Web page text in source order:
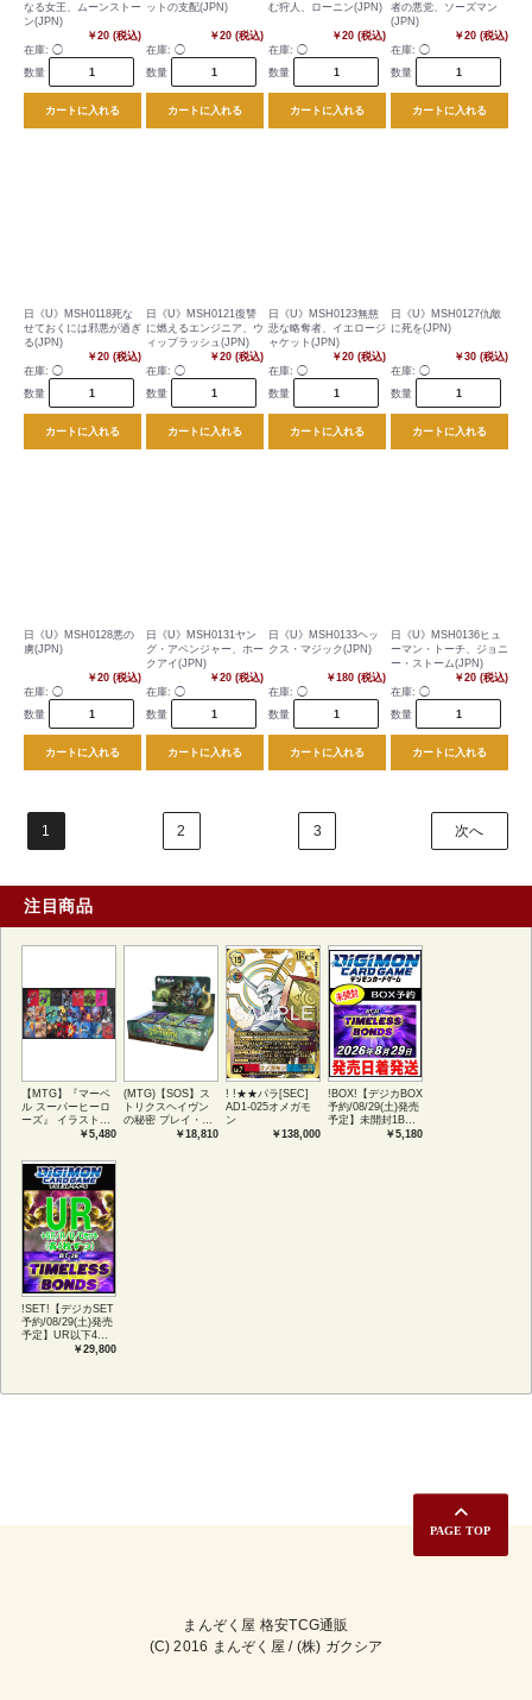
なる女王、ムーンストー
ン(JPN)
￥20 (税込)
在庫: ◯
数量
カートに入れる
ットの支配(JPN)
￥20 (税込)
在庫: ◯
数量
カートに入れる
む狩人、ローニン(JPN)
￥20 (税込)
在庫: ◯
数量
カートに入れる
者の悪党、ソーズマン
(JPN)
￥20 (税込)
在庫: ◯
数量
カートに入れる
日《U》MSH0118死な
せておくには邪悪が過ぎ
る(JPN)
￥20 (税込)
在庫: ◯
数量
カートに入れる
日《U》MSH0121復讐
に燃えるエンジニア、ウ
ィップラッシュ(JPN)
￥20 (税込)
在庫: ◯
数量
カートに入れる
日《U》MSH0123無慈
悲な略奪者、イエロージ
ャケット(JPN)
￥20 (税込)
在庫: ◯
数量
カートに入れる
日《U》MSH0127仇敵
に死を(JPN)
￥30 (税込)
在庫: ◯
数量
カートに入れる
日《U》MSH0128悪の
虜(JPN)
￥20 (税込)
在庫: ◯
数量
カートに入れる
日《U》MSH0131ヤン
グ・アベンジャー、ホー
クアイ(JPN)
￥20 (税込)
在庫: ◯
数量
カートに入れる
日《U》MSH0133ヘッ
クス・マジック(JPN)
￥180 (税込)
在庫: ◯
数量
カートに入れる
日《U》MSH0136ヒュ
ーマン・トーチ、ジョニ
ー・ストーム(JPN)
￥20 (税込)
在庫: ◯
数量
カートに入れる
1 2 3 次へ
注目商品
【MTG】『マーベ
ル スーパーヒーロ
ーズ』 イラストコ
レクション 54種コ
アートカード(JPN)
￥5,480
(MTG)【SOS】ス
トリクスヘイヴン
の秘密 プレイ・ブ
ースター1BOX日本
￥18,810
! !★★パラ[SEC]
AD1-025オメガモ
ン
￥138,000
!BOX!【デジカBOX
予約/08/29(土)発売
予定】未開封1BOX
￥5,180
!SET!【デジカSET
予約/08/29(土)発売
予定】UR以下4コ
ンセット 【BT-￥29,800
まんぞく屋 格安TCG通販
(C) 2016 まんぞく屋 / (株) ガクシア